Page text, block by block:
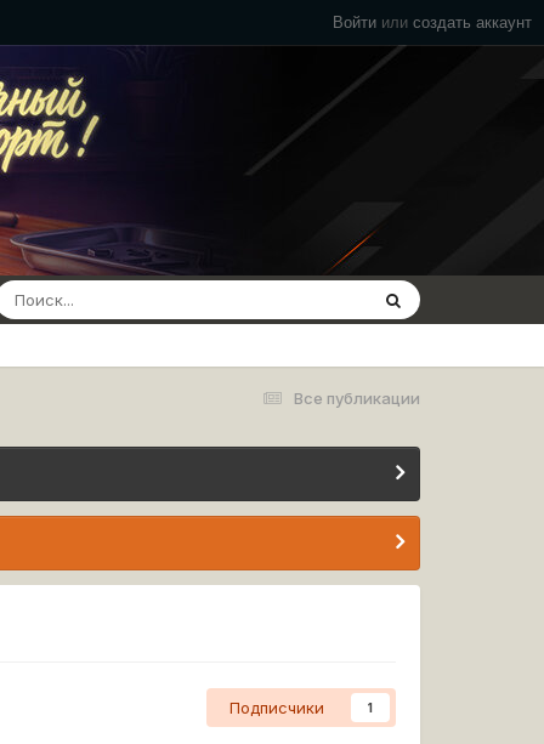
Войти или создать аккаунт
Все публикации
Подписчики 1